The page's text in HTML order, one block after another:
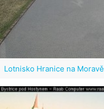
Lotnisko Hranice na Moravě